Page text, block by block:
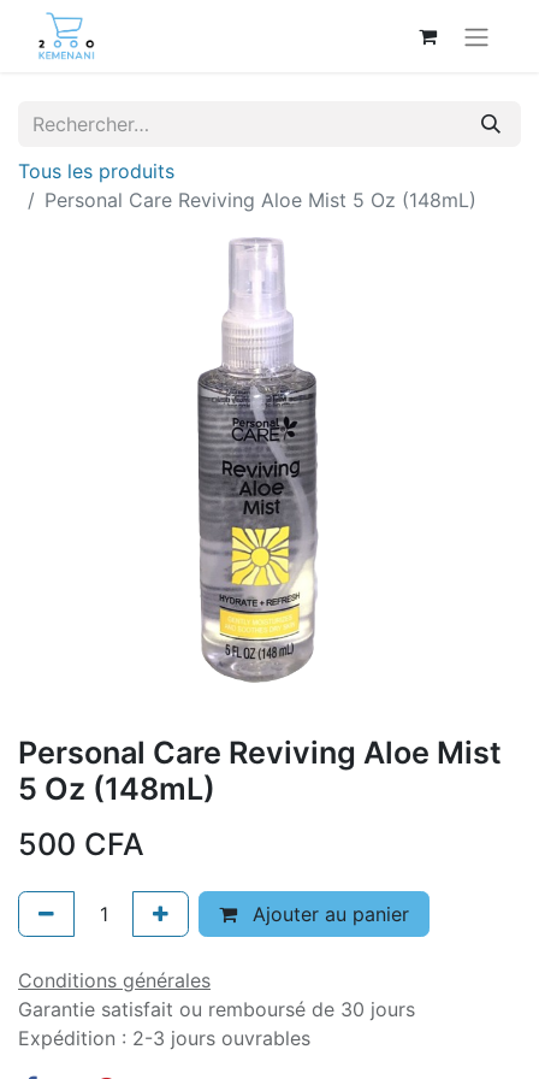
Tous les produits
Personal Care Reviving Aloe Mist 5 Oz (148mL)
Personal Care Reviving Aloe Mist
5 Oz (148mL)
500 CFA
Ajouter au panier
Conditions générales
Garantie satisfait ou remboursé de 30 jours
Expédition : 2-3 jours ouvrables